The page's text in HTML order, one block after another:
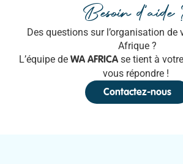
Besoin d'aide
Des questions sur l’organisation de
Afrique ?
L’équipe de WA AFRICAse tient à
vous répondre !
Contactez-nous